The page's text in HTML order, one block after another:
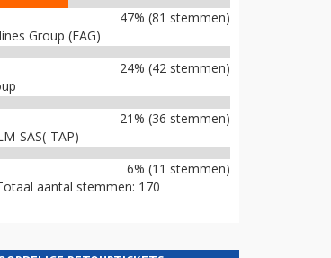
47% (81 stemmen)
Group (EAG)
24% (42 stemmen)
21% (36 stemmen)
SAS(-TAP)
6% (11 stemmen)
aantal stemmen: 170